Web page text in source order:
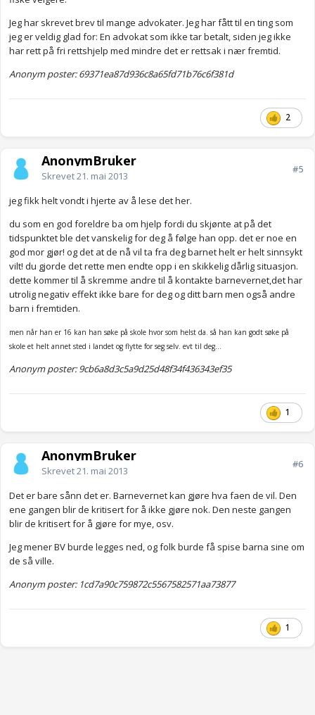
Jeg har skrevet brev til mange advokater. Jeg har fått til en ting som
jeg er veldig glad for: En advokat som ikke tar betalt, siden jeg ikke
har rett på fri rettshjelp med mindre det er rettsak i nær fremtid.
Anonym poster: 69371ea87d936c8a65fd71b76c6f381d
2
AnonymBruker
Skrevet21. mai 2013
#5
jeg fikk helt vondt i hjerte av å lese det her.
du som en god foreldre ba om hjelp fordi du skjønte at på det
tidspunktet ble det vanskelig for deg å følge han opp. det er noe en
god mor gjør! og det at de nå vil ta fra deg barnet helt er helt sinnsykt
vilt! du gjorde det rette men endte opp i en skikkelig dårlig situasjon.
dette kommer til å skremme andre til å kontakte barnevernet,det har
utrolig negativ effekt ikke bare for deg og ditt barn men også andre
barn i fremtiden.
men når han er 16 kan han søke på skole hvor som helst da. så han kan godt søke på
skole et helt annet sted i landet og flytte for seg selv. evt til deg...
Anonym poster: 9cb6a8d3c5a9d25d48f34f436343ef35
1
AnonymBruker
Skrevet21. mai 2013
#6
Det er bare sånn det er. Barnevernet kan gjøre hva faen de vil. Den
ene gangen blir de kritisert for å ikke gjøre nok. Den neste gangen
blir de kritisert for å gjøre for mye, osv.
Jeg mener BV burde legges ned, og folk burde få spise barna sine om
de så ville.
Anonym poster: 1cd7a90c759872c5567582571aa73877
1